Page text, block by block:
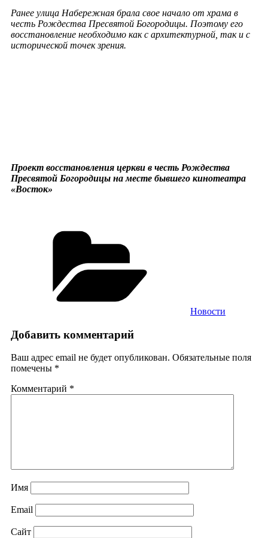
Ранее улица Набережная брала свое начало от храма в
честь Рождества Пресвятой Богородицы. Поэтому его
восстановление необходимо как с архитектурной, так и с
исторической точек зрения.
Проект восстановления церкви в честь Рождества
Пресвятой Богородицы на месте бывшего кинотеатра
«Восток»
Новости
Добавить комментарий
Ваш адрес email не будет опубликован. Обязательные поля
помечены *
Комментарий *
Имя
Email
Сайт